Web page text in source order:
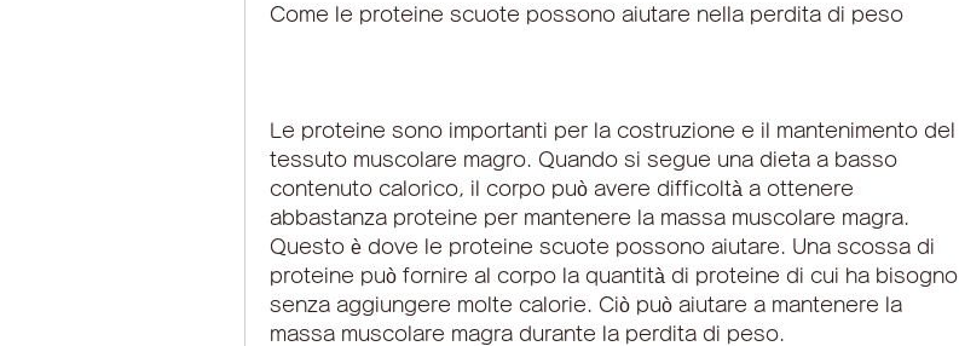
Come le proteine ​​scuote possono aiutare nella perdita di peso
Le proteine ​​sono importanti per la costruzione e il mantenimento del
tessuto muscolare magro. Quando si segue una dieta a basso
contenuto calorico, il corpo può avere difficoltà a ottenere
abbastanza proteine ​​per mantenere la massa muscolare magra.
Questo è dove le proteine ​​scuote possono aiutare. Una scossa di
proteine ​​può fornire al corpo la quantità di proteine ​​di cui ha bisogno
senza aggiungere molte calorie. Ciò può aiutare a mantenere la
massa muscolare magra durante la perdita di peso.